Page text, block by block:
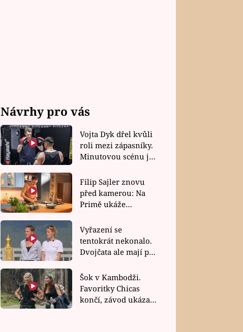
Návrhy pro vás
Vojta Dyk dřel kvůli
roli mezi zápasníky.
Minutovou scénu jel
Filip Sajler znovu
před kamerou: Na
Primě ukáže
rychlé recepty
Vyřazení se
tentokrát nekonalo.
Dvojčata ale mají po
závodu nůž na krku
Šok v Kambodži.
Favoritky Chicas
končí, závod ukázal